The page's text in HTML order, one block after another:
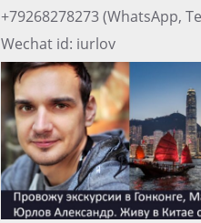
+79268278273 (WhatsApp,
Wechat id: iurlov